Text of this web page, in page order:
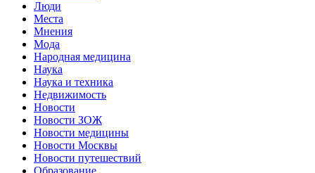
Люди
Места
Мнения
Мода
Народная медицина
Наука
Наука и техника
Недвижимость
Новости
Новости ЗОЖ
Новости медицины
Новости Москвы
Новости путешествий
Образование